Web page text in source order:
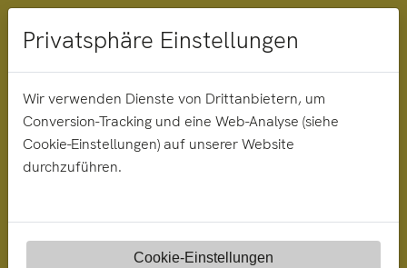
Privatsphäre Einstellungen
Wir verwenden Dienste von Drittanbietern, um
Conversion-Tracking und eine Web-Analyse (siehe
Cookie-Einstellungen) auf unserer Website
durchzuführen.
Cookie-Einstellungen